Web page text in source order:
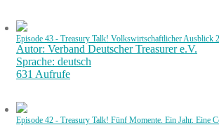
Episode 43 - Treasury Talk! Volkswirtschaftlicher Ausblick
Autor: Verband Deutscher Treasurer e.V.
Sprache: deutsch
631 Aufrufe
Episode 42 - Treasury Talk! Fünf Momente. Ein Jahr. Eine